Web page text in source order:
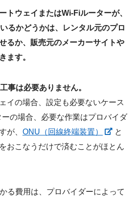
トウェイまたはWi-Fiルーターが、
るかどうかは、レンタル元のプロ
るか、販売元のメーカーサイトや
ます。
事は必要ありません。
イの場合、設定も必要ないケース
の場合、必要な作業はプロバイダ
が、 ONU（回線終端装置）
と
おこなうだけで済むことがほとん
る費用は、プロバイダーによって